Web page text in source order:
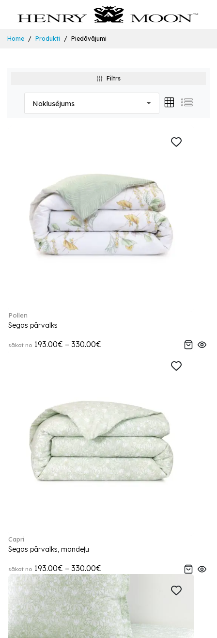
Home Produkti Piedāvājumi
Filtrs
Pollen
Segas pārvalks
sākot no 193.00€ – 330.00€
Capri
Segas pārvalks, mandeļu
sākot no 193.00€ – 330.00€